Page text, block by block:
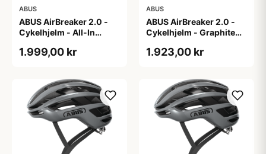
ABUS
ABUS AirBreaker 2.0 -
Cykelhjelm - All-In
1.999,00 kr
ABUS
ABUS AirBreaker 2.0 -
Cykelhjelm - Graphite
1.923,00 kr